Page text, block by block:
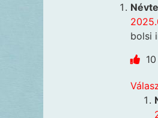
bolsi
10